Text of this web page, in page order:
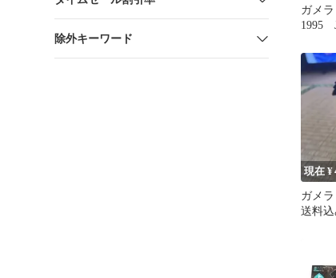
除外キーワード
ガメ
1995
10cm
現在 ¥
ガメ
送料込